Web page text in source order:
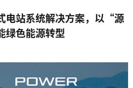
电站系统解决方案，以“源
绿色能源转型